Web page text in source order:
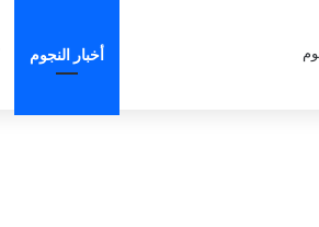
أخبار النجوم